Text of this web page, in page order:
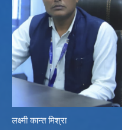
लक्ष्मी कान्त मिश्रा